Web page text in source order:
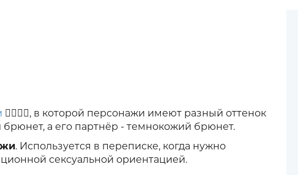
👨‍❤️‍💋‍👨, в которой персонажи имеют разный оттенок
а его партнёр - темнокожий брюнет.
. Используется в переписке, когда нужно
сексуальной ориентацией.